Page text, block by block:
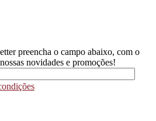
preencha o campo abaixo, com o
novidades e promoções!